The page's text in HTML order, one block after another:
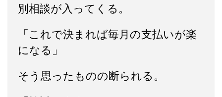
別相談が入ってくる。
「これで決まれば毎月の支払いが楽
になる」
そう思ったものの断られる。